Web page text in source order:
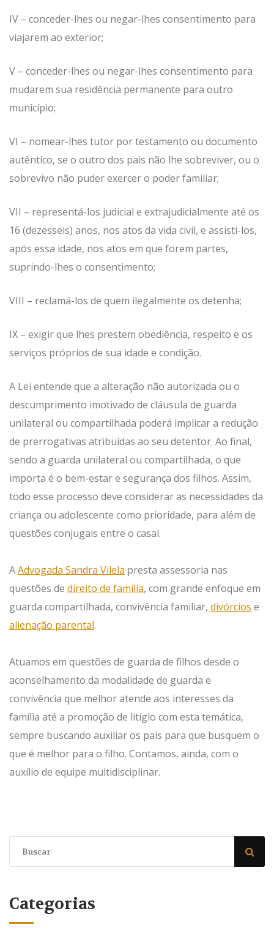
IV – conceder-lhes ou negar-lhes consentimento para
viajarem ao exterior;
V – conceder-lhes ou negar-lhes consentimento para
mudarem sua residência permanente para outro
município;
VI – nomear-lhes tutor por testamento ou documento
autêntico, se o outro dos pais não lhe sobreviver, ou o
sobrevivo não puder exercer o poder familiar;
VII – representá-los judicial e extrajudicialmente até os
16 (dezesseis) anos, nos atos da vida civil, e assisti-los,
após essa idade, nos atos em que forem partes,
suprindo-lhes o consentimento;
VIII – reclamá-los de quem ilegalmente os detenha;
IX – exigir que lhes prestem obediência, respeito e os
serviços próprios de sua idade e condição.
A Lei entende que a alteração não autorizada ou o
descumprimento imotivado de cláusula de guarda
unilateral ou compartilhada poderá implicar a redução
de prerrogativas atribuídas ao seu detentor. Ao final,
sendo a guarda unilateral ou compartilhada, o que
importa é o bem-estar e segurança dos filhos. Assim,
todo esse processo deve considerar as necessidades da
criança ou adolescente como prioridade, para além de
questões conjugais entre o casal.
AAdvogada Sandra Vilela presta assessoria nas
questões de direito de família, com grande enfoque em
guarda compartilhada, convivência familiar, divórcios e
alienação parental.
Atuamos em questões de guarda de filhos desde o
aconselhamento da modalidade de guarda e
convivência que melhor atende aos interesses da
família até a promoção de litígio com esta temática,
sempre buscando auxiliar os pais para que busquem o
que é melhor para o filho. Contamos, ainda, com o
auxílio de equipe multidisciplinar.
Categorias